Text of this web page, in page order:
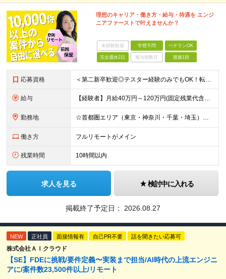
理想のキャリア・働き方・給与・待遇を エンジ
ニアファーストで叶えませんか？
未経験歓迎 学歴不問 ベテランOK
完全週休2日 賞与複数月 面接1回
応募資格 ＜第二新卒歓迎◎テスター経験のみでもOK！転職回数不問＞ ■学歴不問 ■ブランクOK ■エンジニアとしての実務経験が1年以上ある方 └開発、インフラ、工程、言語は一切不問！ ※未経験も若干名募集して
給与 【経験者】月給40万円～120万円(固定残業代含む)+各種手当 ★前職給与の総収入額を100％保証｜還元率84％〜100％ ★20代の平均年収570万円 ※月給には、みなし残業手当(月30時間／5万
勤務地 ☆首都圏エリア（東京・神奈川・千葉・埼玉）・名古屋・大阪・福岡を中心とした全国各地のプロジェクト先に参画いただきます。 ※希望をヒアリングした上で決定します ☆全国各地からフルリモートOK 【本社】
働き方 フルリモートがメイン
残業時間 10時間以内
求人を見る 検討中に入れる
掲載終了予定日： 2026.08.27
NEW 正社員 面接情報有 自己PR不要 話を聞きたい応募可
株式会社ＡＩクラウド
【SE】FDEに挑戦/要件定義〜実装まで担当/AI時代の上流エンジニ
アに/案件数23,500件以上/リモート